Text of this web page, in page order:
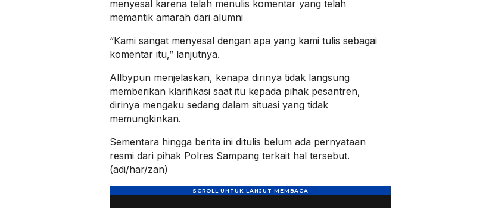
menyesal karena telah menulis komentar yang telah
memantik amarah dari alumni
“Kami sangat menyesal dengan apa yang kami tulis sebagai
komentar itu,” lanjutnya.
Allbypun menjelaskan, kenapa dirinya tidak langsung
memberikan klarifikasi saat itu kepada pihak pesantren,
dirinya mengaku sedang dalam situasi yang tidak
memungkinkan.
Sementara hingga berita ini ditulis belum ada pernyataan
resmi dari pihak Polres Sampang terkait hal tersebut.
(adi/har/zan)